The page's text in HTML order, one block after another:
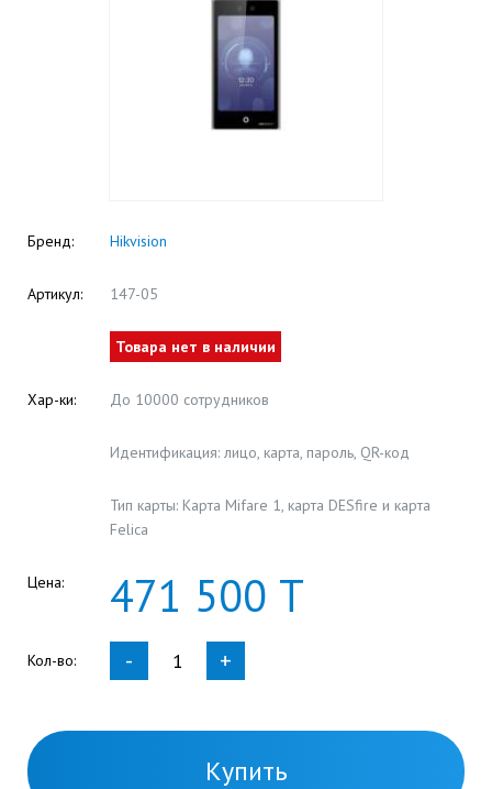
Бренд: Hikvision
Артикул: 147-05
Товара нет в наличии
Хар-ки: До 10000 сотрудников
Идентификация: лицо, карта, пароль, QR-код
Тип карты: Карта Mifare 1, карта DESfire и карта
Felica
Цена: 471 500 Т
Кол-во: - +
Купить